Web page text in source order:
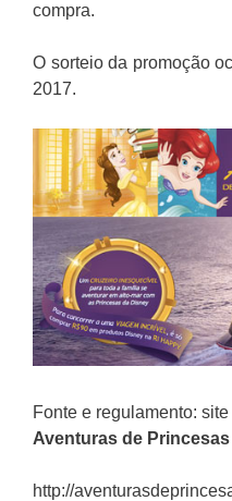
compra.
O sorteio da promoção
2017.
Fonte e regulamento: site
Aventuras de Princesas
http://